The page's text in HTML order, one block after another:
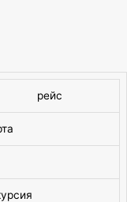
рейс